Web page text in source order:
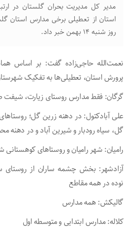
استان از تعطیلی برخی مدارس استان
روز شنبه ۱۴ بهمن خبر داد.
نعمت‌الله حاجی‌زاده گفت: بر اساس
پرورش استان، تعطیلی‌ها به تفکیک
گرگان: فقط مدارس روستای زیارت، شیفت
علی آبادکتول: در دهنه زرین گل؛
گل، سیاه رودبار و شیرین آباد و در دهنه
رامیان: شهر رامیان و روستا‌های
آزادشهر: بخش چشمه ساران از روستای
نوده در همه مقاطع
گالیکش: همه مدارس
کلاله: مدارس ابتدایی و متوسطه اول